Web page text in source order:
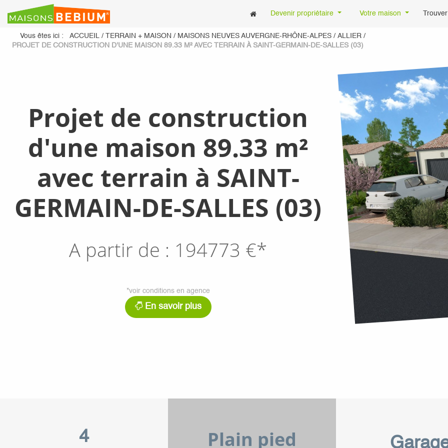
Devenir propriétaire Votre maison
Vous êtes ici : ACCUEIL / TERRAIN + MAISON / MAISONS NEUVES AUVERGNE-RHÔNE-ALPES / ALLIER /
PROJET DE CONSTRUCTION D'UNE MAISON 89.33 M² AVEC TERRAIN À SAINT-GERMAIN-DE-SALLES (03)
Projet de construction
d'une maison 89.33 m²
avec terrain à SAINT-
GERMAIN-DE-SALLES (03)
A partir de : 194773 €*
*voir conditions en agence
En savoir plus
4 Plain pied